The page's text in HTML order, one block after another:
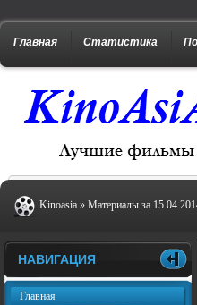
Главная Статистика
Kinoasia » Материалы за
НАВИГАЦИЯ
Главная